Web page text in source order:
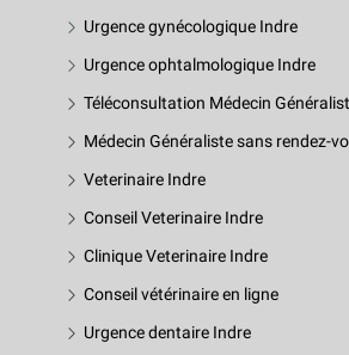
Urgence gynécologique Indre
Urgence ophtalmologique Indre
Téléconsultation Médecin
Médecin Généraliste sans rendez-
Veterinaire Indre
Conseil Veterinaire Indre
Clinique Veterinaire Indre
Conseil vétérinaire en ligne
Urgence dentaire Indre